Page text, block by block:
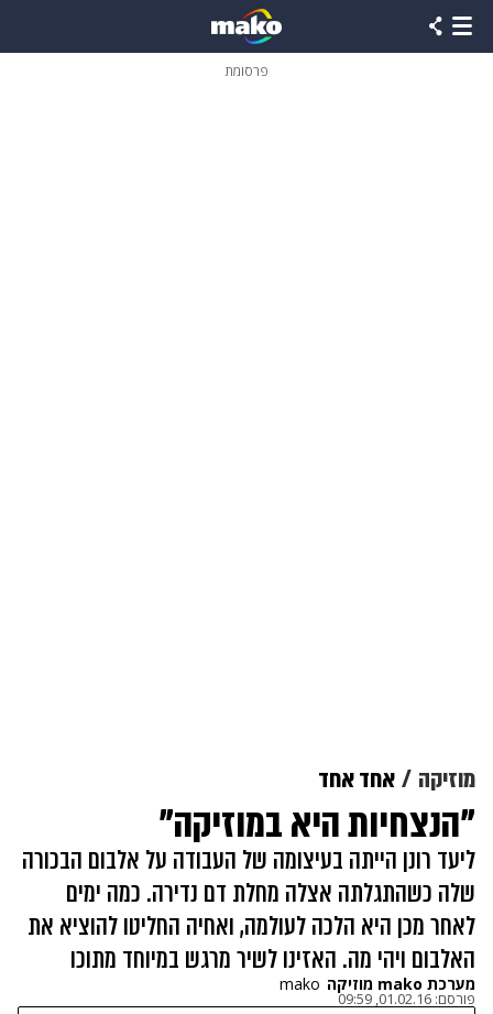
פרסומת
מוזיקה אחד אחד
"הנצחיות היא במוזיקה"
ליעד רונן הייתה בעיצומה של העבודה על אלבום הבכורה
שלה כשהתגלתה אצלה מחלת דם נדירה. כמה ימים
לאחר מכן היא הלכה לעולמה, ואחיה החליטו להוציא את
האלבום ויהי מה. האזינו לשיר מרגש במיוחד מתוכו
מערכת mako מוזיקה mako
פורסם: 01.02.16, 09:59